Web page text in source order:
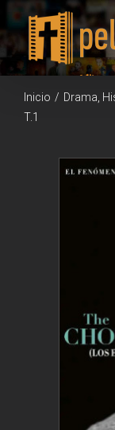
contenido
Inicio / Drama
T.1